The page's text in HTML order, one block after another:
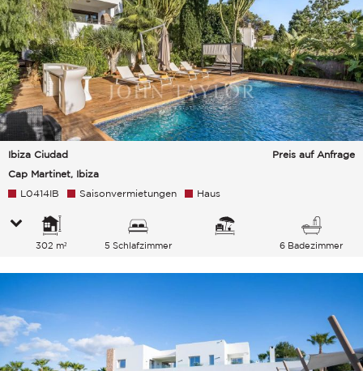
Ibiza Ciudad
Cap Martinet, Ibiza
Preis auf Anfrage
L0414IB Saisonvermietungen Haus
302 m² 5 Schlafzimmer 6 Badezimmer